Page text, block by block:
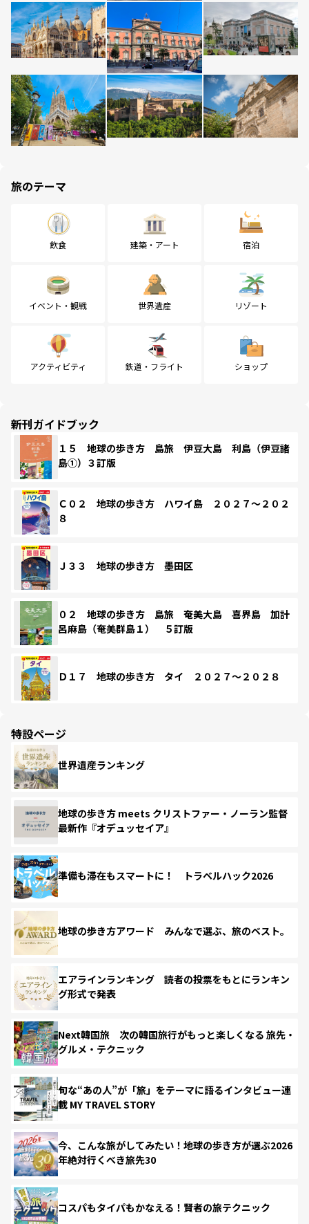
旅のテーマ
飲食 建築・アート 宿泊
イベント・観戦 世界遺産 リゾート
アクティビティ 鉄道・フライト ショップ
新刊ガイドブック
１５ 地球の歩き方 島旅 伊豆大島 利島（伊豆諸
島①）３訂版
Ｃ０２ 地球の歩き方 ハワイ島 ２０２７～２０２
８
Ｊ３３ 地球の歩き方 墨田区
０２ 地球の歩き方 島旅 奄美大島 喜界島 加計
呂麻島（奄美群島１） ５訂版
Ｄ１７ 地球の歩き方 タイ ２０２７～２０２８
特設ページ
世界遺産ランキング
地球の歩き方 meets クリストファー・ノーラン監督
最新作『オデュッセイア』
準備も滞在もスマートに！ トラベルハック2026
地球の歩き方アワード みんなで選ぶ、旅のベスト。
エアラインランキング 読者の投票をもとにランキン
グ形式で発表
Next韓国旅 次の韓国旅行がもっと楽しくなる 旅先・
グルメ・テクニック
旬な“あの人”が「旅」をテーマに語るインタビュー連
載 MY TRAVEL STORY
今、こんな旅がしてみたい！地球の歩き方が選ぶ2026
年絶対行くべき旅先30
コスパもタイパもかなえる！賢者の旅テクニック